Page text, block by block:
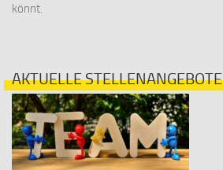
könnt.
AKTUELLE STELLENANGEBOTE